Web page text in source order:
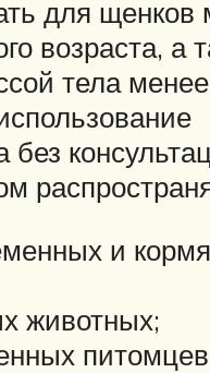
для
возраста, а
тела менее
без
и
животных;